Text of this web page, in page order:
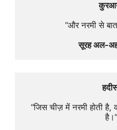
“और नरमी से
सूरह अल-
“जिस चीज़ में नरमी होती
है।”